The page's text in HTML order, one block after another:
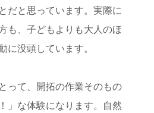
だと思っています。実際に
も、子どもよりも大人のほ
に没頭しています。
って、開拓の作業そのもの
」な体験になります。自然